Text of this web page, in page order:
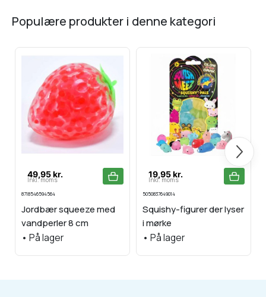
populære produkter i denne kategori
Næste
49,95 kr.
Inkl. moms
8718546594564
Jordbær squeeze med
vandperler 8 cm
• På lager
19,95 kr.
Inkl. moms
5050837649014
Squishy-figurer der lyser
i mørke
• På lager